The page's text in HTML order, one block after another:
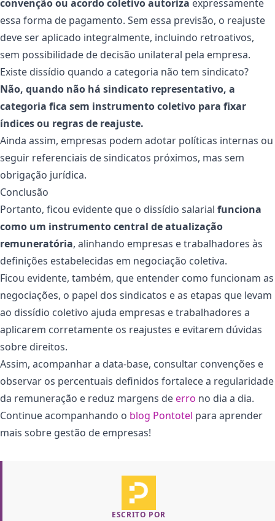
convenção ou acordo coletivo autoriza expressamente
essa forma de pagamento. Sem essa previsão, o reajuste
deve ser aplicado integralmente, incluindo retroativos,
sem possibilidade de decisão unilateral pela empresa.
Existe dissídio quando a categoria não tem sindicato?
Não, quando não há sindicato representativo, a
categoria fica sem instrumento coletivo para fixar
índices ou regras de reajuste.
Ainda assim, empresas podem adotar políticas internas ou
seguir referenciais de sindicatos próximos, mas sem
obrigação jurídica.
Conclusão
Portanto, ficou evidente que o dissídio salarial funciona
como um instrumento central de atualização
remuneratória, alinhando empresas e trabalhadores às
definições estabelecidas em negociação coletiva.
Ficou evidente, também, que entender como funcionam as
negociações, o papel dos sindicatos e as etapas que levam
ao dissídio coletivo ajuda empresas e trabalhadores a
aplicarem corretamente os reajustes e evitarem dúvidas
sobre direitos.
Assim, acompanhar a data-base, consultar convenções e
observar os percentuais definidos fortalece a regularidade
da remuneração e reduz margens deerro no dia a dia.
Continue acompanhando o blog Pontotel para aprender
mais sobre gestão de empresas!
ESCRITO POR